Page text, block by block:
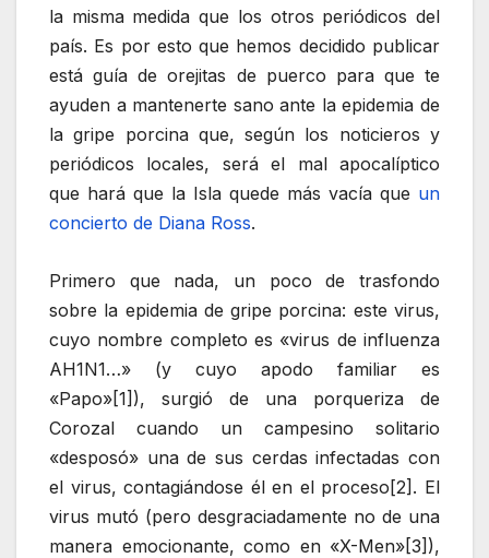
la misma medida que los otros periódicos del
país. Es por esto que hemos decidido publicar
está guía de orejitas de puerco para que te
ayuden a mantenerte sano ante la epidemia de
la gripe porcina que, según los noticieros y
periódicos locales, será el mal apocalíptico
que hará que la Isla quede más vacía que un
concierto de Diana Ross.
Primero que nada, un poco de trasfondo
sobre la epidemia de gripe porcina: este virus,
cuyo nombre completo es «virus de influenza
AH1N1…» (y cuyo apodo familiar es
«Papo»[1]), surgió de una porqueriza de
Corozal cuando un campesino solitario
«desposó» una de sus cerdas infectadas con
el virus, contagiándose él en el proceso[2]. El
virus mutó (pero desgraciadamente no de una
manera emocionante, como en «X-Men»[3]),